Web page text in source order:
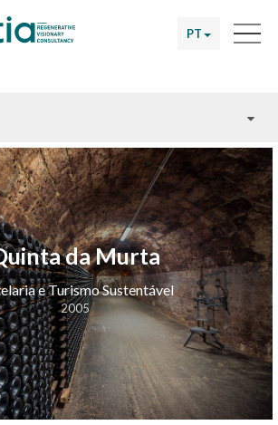
PT
da Murta
e Turismo Sustentável
2005